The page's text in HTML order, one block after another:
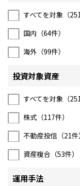
こだわりのインデ
リーズ
お問い合わせ
よくあるご質問
サステナビリティ
サステナビリティ
ニッセイアセット
サステナビリティ
サステナビリティレ
サステナブル投資
日本版スチュワー
ESGへの取り組み
議決権行使につい
検索したいキーワードを
すべてを対象（
国内（64件）
海外（99件）
投資対象資産
すべてを対象（
株式（117件）
不動産投信（21件）
資産複合（53件）
運用手法